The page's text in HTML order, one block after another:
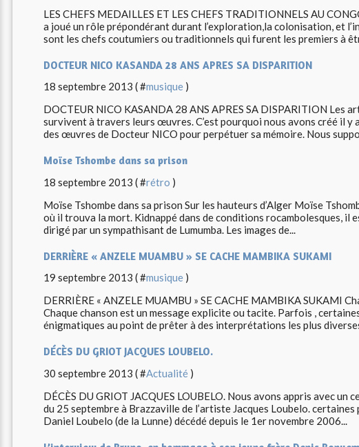
LES CHEFS MEDAILLES ET LES CHEFS TRADITIONNELS AU
a joué un rôle prépondérant durant l’exploration,la colonisation, et
sont les chefs coutumiers ou traditionnels qui furent les premiers à
DOCTEUR NICO KASANDA 28 ANS APRES SA DISPARITION
18 septembre 2013 ( #musique )
DOCTEUR NICO KASANDA 28 ANS APRES SA DISPARITION Les
survivent à travers leurs œuvres. C’est pourquoi nous avons créé il y
des œuvres de Docteur NICO pour perpétuer sa mémoire. Nous
Moïse Tshombe dans sa prison
18 septembre 2013 ( #rétro )
Moïse Tshombe dans sa prison Sur les hauteurs d’Alger Moïse
où il trouva la mort. Kidnappé dans de conditions rocambolesques, il
dirigé par un sympathisant de Lumumba. Les images de...
DERRIÈRE « ANZELE MUAMBU » SE CACHE MAMBIKA SUKAMI
19 septembre 2013 ( #musique )
DERRIÈRE « ANZELE MUAMBU » SE CACHE MAMBIKA SUKAMI
Chaque chanson est un message explicite ou tacite. Parfois ,
énigmatiques au point de prêter à des interprétations les plus
DÉCÈS DU GRIOT JACQUES LOUBELO.
30 septembre 2013 ( #Actualité )
DÉCÈS DU GRIOT JACQUES LOUBELO. Nous avons appris avec un
du 25 septembre à Brazzaville de l’artiste Jacques Loubelo.
Daniel Loubelo (de la Lunne) décédé depuis le 1er novembre 2006...